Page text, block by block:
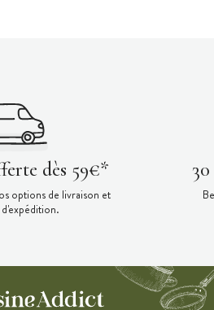
dès 59€*
options de livraison et